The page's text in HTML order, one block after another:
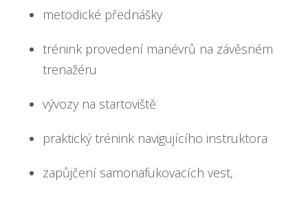
metodické přednášky
trénink provedení manévrů na závěsném
trenažéru
vývozy na startoviště
praktický trénink navigujícího instruktora
zapůjčení samonafukovacích vest,